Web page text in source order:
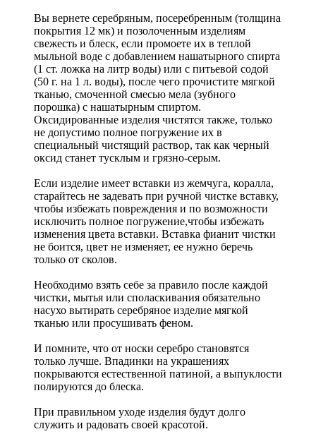
Вы вернете серебряным, посеребренным (толщина
покрытия 12 мк) и позолоченным изделиям
свежесть и блеск, если промоете их в теплой
мыльной воде с добавлением нашатырного спирта
(1 ст. ложка на литр воды) или с питьевой содой
(50 г. на 1 л. воды), после чего прочистите мягкой
тканью, смоченной смесью мела (зубного
порошка) с нашатырным спиртом.
Оксидированные изделия чистятся также, только
не допустимо полное погружение их в
специальный чистящий раствор, так как черный
оксид станет тусклым и грязно-серым.
Если изделие имеет вставки из жемчуга, коралла,
старайтесь не задевать при ручной чистке вставку,
чтобы избежать повреждения и по возможности
исключить полное погружение,чтобы избежать
изменения цвета вставки. Вставка фианит чистки
не боится, цвет не изменяет, ее нужно беречь
только от сколов.
Необходимо взять себе за правило после каждой
чистки, мытья или споласкивания обязательно
насухо вытирать серебряное изделие мягкой
тканью или просушивать феном.
И помните, что от носки серебро становятся
только лучше. Впадинки на украшениях
покрываются естественной патиной, а выпуклости
полируются до блеска.
При правильном уходе изделия будут долго
служить и радовать своей красотой.